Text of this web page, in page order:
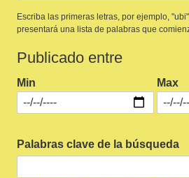
Escriba las primeras letras, por ejemplo,
presentará una lista de palabras que
Publicado entre
Min Max
Palabras clave de la búsqueda